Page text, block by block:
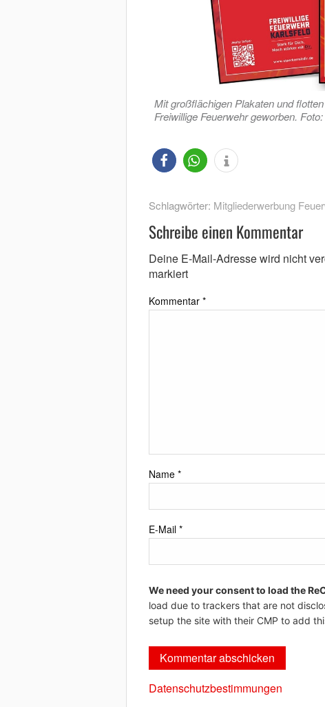
Mit großflächigen Plakaten und
Freiwillige Feuerwehr geworben.
Schlagwörter: Mitgliederwerbung
Schreibe einen Kommentar
Deine E-Mail-Adresse wird nicht
markiert
Kommentar *
Name *
E-Mail *
We need your consent to load the
load due to trackers that are not
setup the site with their CMP to add
Datenschutzbestimmungen